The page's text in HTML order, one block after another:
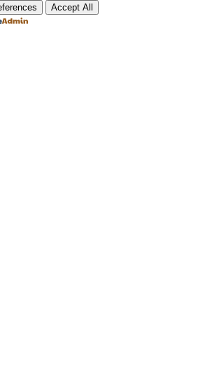
Accept All